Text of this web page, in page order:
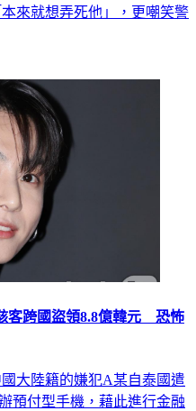
來就想弄死他」，更嘲笑警
客跨國盜領8.8億韓元 恐怖
大陸籍的嫌犯A某自泰國遣
預付型手機，藉此進行金融